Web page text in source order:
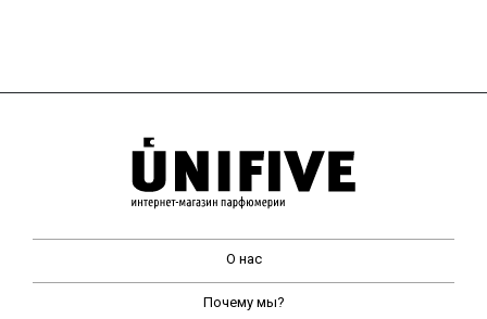
О нас
Почему мы?